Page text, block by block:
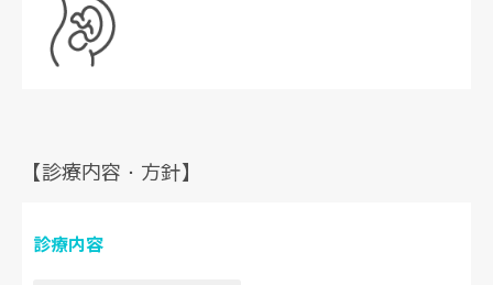
【診療内容・方針】
診療内容